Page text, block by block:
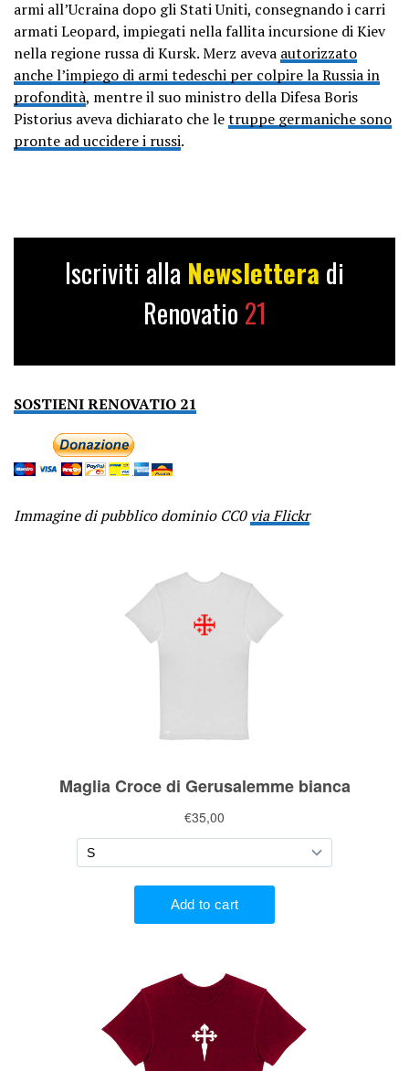
armi all’Ucraina dopo gli Stati Uniti, consegnando i carri
armati Leopard, impiegati nella fallita incursione di Kiev
nella regione russa di Kursk. Merz aveva autorizzato
anche l’impiego di armi tedeschi per colpire la Russia in
profondità, mentre il suo ministro della Difesa Boris
Pistorius aveva dichiarato che letruppe germaniche sono
pronte ad uccidere i russi.
Iscriviti alla Newslettera di
Renovatio 21
SOSTIENI RENOVATIO 21
Immagine di pubblico dominio CC0via Flickr